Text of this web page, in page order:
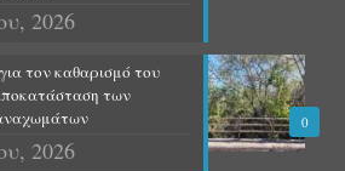
2026
0
τον καθαρισμό του
των
2026